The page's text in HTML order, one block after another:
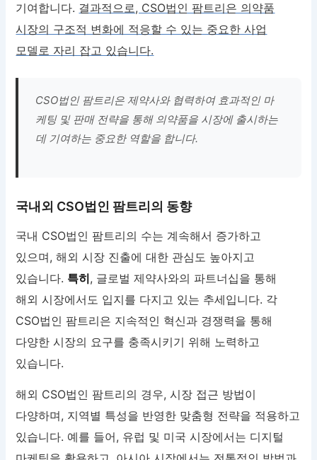
기여합니다. 결과적으로, CSO법인 팜트리은 의약품
시장의 구조적 변화에 적응할 수 있는 중요한 사업
모델로 자리 잡고 있습니다.
CSO법인 팜트리은 제약사와 협력하여 효과적인 마
케팅 및 판매 전략을 통해 의약품을 시장에 출시하는
데 기여하는 중요한 역할을 합니다.
국내외 CSO법인 팜트리의 동향
국내 CSO법인 팜트리의 수는 계속해서 증가하고
있으며, 해외 시장 진출에 대한 관심도 높아지고
있습니다. 특히, 글로벌 제약사와의 파트너십을 통해
해외 시장에서도 입지를 다지고 있는 추세입니다. 각
CSO법인 팜트리은 지속적인 혁신과 경쟁력을 통해
다양한 시장의 요구를 충족시키기 위해 노력하고
있습니다.
해외 CSO법인 팜트리의 경우, 시장 접근 방법이
다양하며, 지역별 특성을 반영한 맞춤형 전략을 적용하고
있습니다. 예를 들어, 유럽 및 미국 시장에서는 디지털